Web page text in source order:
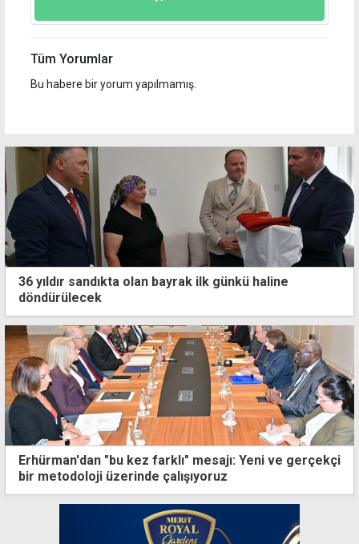
Tüm Yorumlar
Bu habere bir yorum yapılmamış.
36 yıldır sandıkta olan bayrak ilk günkü haline
döndürülecek
Erhürman'dan "bu kez farklı" mesajı: Yeni ve gerçekçi
bir metodoloji üzerinde çalışıyoruz